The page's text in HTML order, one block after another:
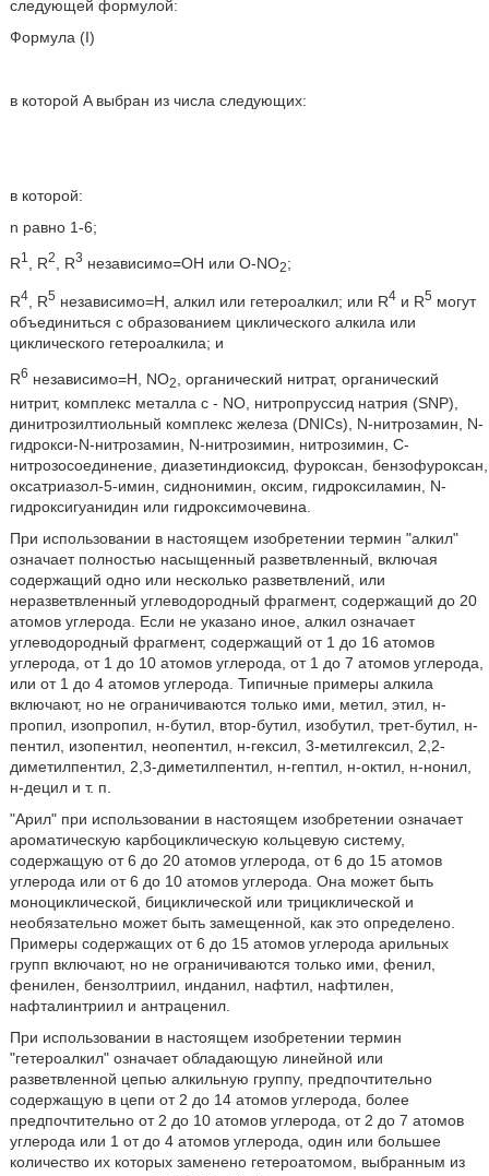
следующей формулой:
Формула (I)
в которой A выбран из числа следующих:
в которой:
n равно 1-6;
R1 , R2 , R3 независимо=OH или O-NO2;
R4, R5 независимо=H, алкил или гетероалкил; или R4и R5 могут
объединиться с образованием циклического алкила или
циклического гетероалкила; и
R6 независимо=H, NO2
, органический нитрат, органический
нитрит, комплекс металла с - NO, нитропруссид натрия (SNP),
динитрозилтиольный комплекс железа (DNICs), N-нитрозамин, N-
гидрокси-N-нитрозамин, N-нитрозимин, нитрозимин, C-
нитрозосоединение, диазетиндиоксид, фуроксан, бензофуроксан,
оксатриазол-5-имин, сиднонимин, оксим, гидроксиламин, N-
гидроксигуанидин или гидроксимочевина.
При использовании в настоящем изобретении термин "алкил"
означает полностью насыщенный разветвленный, включая
содержащий одно или несколько разветвлений, или
неразветвленный углеводородный фрагмент, содержащий до 20
атомов углерода. Если не указано иное, алкил означает
углеводородный фрагмент, содержащий от 1 до 16 атомов
углерода, от 1 до 10 атомов углерода, от 1 до 7 атомов углерода,
или от 1 до 4 атомов углерода. Типичные примеры алкила
включают, но не ограничиваются только ими, метил, этил, н-
пропил, изопропил, н-бутил, втор-бутил, изобутил, трет-бутил, н-
пентил, изопентил, неопентил, н-гексил, 3-метилгексил, 2,2-
диметилпентил, 2,3-диметилпентил, н-гептил, н-октил, н-нонил,
н-децил и т. п.
"Арил" при использовании в настоящем изобретении означает
ароматическую карбоциклическую кольцевую систему,
содержащую от 6 до 20 атомов углерода, от 6 до 15 атомов
углерода или от 6 до 10 атомов углерода. Она может быть
моноциклической, бициклической или трициклической и
необязательно может быть замещенной, как это определено.
Примеры содержащих от 6 до 15 атомов углерода арильных
групп включают, но не ограничиваются только ими, фенил,
фенилен, бензолтриил, инданил, нафтил, нафтилен,
нафталинтриил и антраценил.
При использовании в настоящем изобретении термин
"гетероалкил" означает обладающую линейной или
разветвленной цепью алкильную группу, предпочтительно
содержащую в цепи от 2 до 14 атомов углерода, более
предпочтительно от 2 до 10 атомов углерода, от 2 до 7 атомов
углерода или 1 от до 4 атомов углерода, один или большее
количество их которых заменено гетероатомом, выбранным из